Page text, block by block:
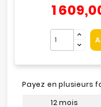
1
Payez en plusieurs
12 mois